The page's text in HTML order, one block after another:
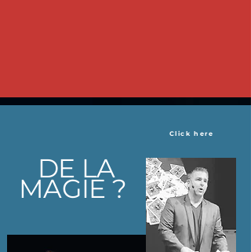
Click here
DE LA
MAGIE ?